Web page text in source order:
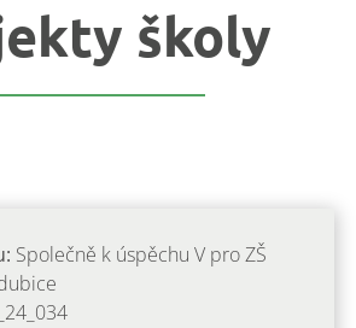
školy
Společně k úspěchu V pro ZŠ